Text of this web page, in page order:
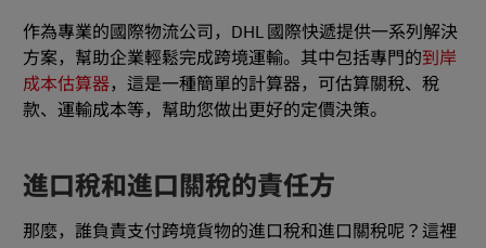
作為專業的國際物流公司，DHL 國際快遞提供一系列解決
方案，幫助企業輕鬆完成跨境運輸。其中包括專門的到岸
成本估算器，這是一種簡單的計算器，可估算關稅、稅
款、運輸成本等，幫助您做出更好的定價決策。
進口稅和進口關稅的責任方
那麼，誰負責支付跨境貨物的進口稅和進口關稅呢？這裡